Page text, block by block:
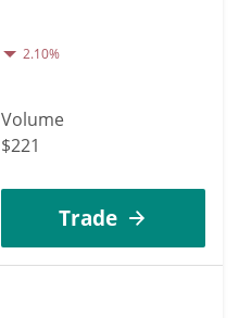
2.10%
Volume
$221
Trade